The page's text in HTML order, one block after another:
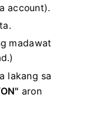
account).
madawat
lakang sa
aron